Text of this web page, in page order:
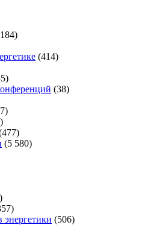
(414)
(38)
(5 580)
энергетики (506)